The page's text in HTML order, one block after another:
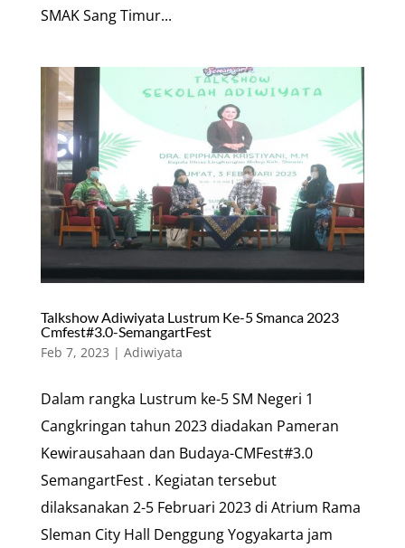
SMAK Sang Timur...
Talkshow Adiwiyata Lustrum Ke-5 Smanca 2023
Cmfest#3.0-SemangartFest
Feb 7, 2023 | Adiwiyata
Dalam rangka Lustrum ke-5 SM Negeri 1
Cangkringan tahun 2023 diadakan Pameran
Kewirausahaan dan Budaya-CMFest#3.0
SemangartFest . Kegiatan tersebut
dilaksanakan 2-5 Februari 2023 di Atrium Rama
Sleman City Hall Denggung Yogyakarta jam